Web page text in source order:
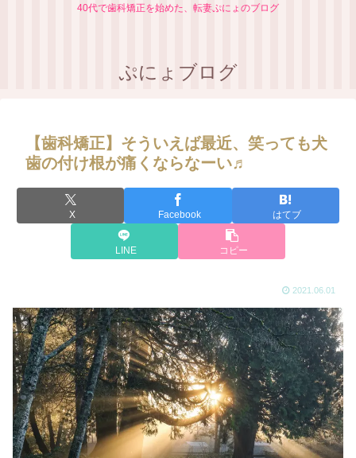
40代で歯科矯正を始めた、転妻ぷにょのブログ
ぷにょブログ
【歯科矯正】そういえば最近、笑っても犬
歯の付け根が痛くならなーい♬
X Facebook はてブ
LINE コピー
2021.06.01